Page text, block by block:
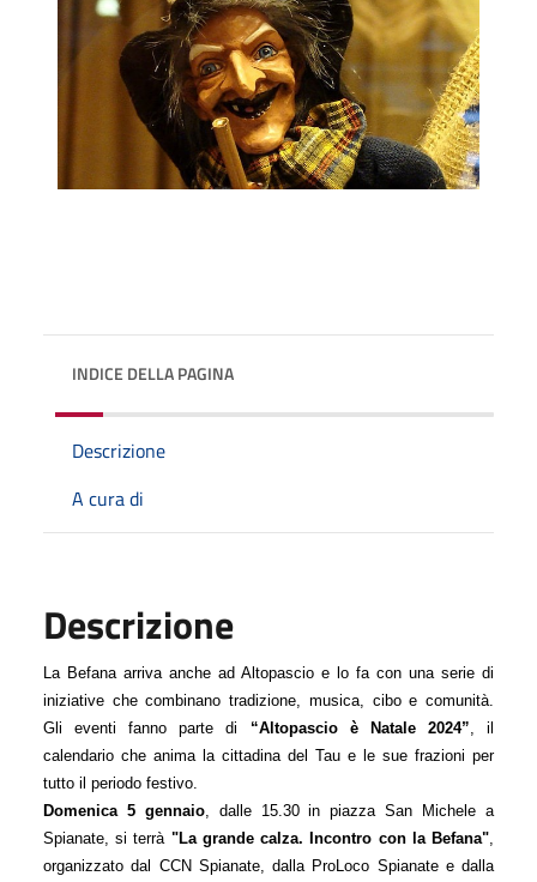
INDICE DELLA PAGINA
Descrizione
A cura di
Descrizione
La Befana arriva anche ad Altopascio e lo fa con una serie di
iniziative che combinano tradizione, musica, cibo e comunità.
Gli eventi fanno parte di “Altopascio è Natale 2024” , il
calendario che anima la cittadina del Tau e le sue frazioni per
tutto il periodo festivo.
Domenica 5 gennaio, dalle 15.30 in piazza San Michele a
Spianate, si terrà "La grande calza. Incontro con la Befana"
organizzato dal CCN Spianate, dalla ProLoco Spianate e dalla